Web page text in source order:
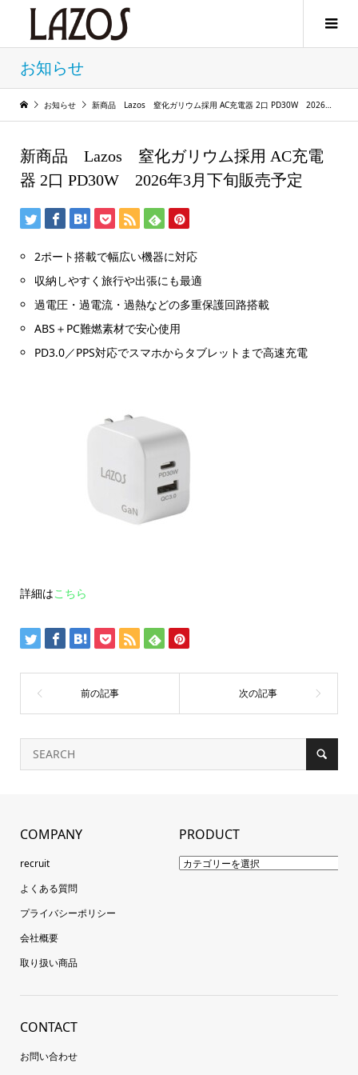
お知らせ
お知らせ 新商品 Lazos 窒化ガリウム採用 AC充電器 2口 PD30W 2026年3月下旬販売予定
新商品 Lazos 窒化ガリウム採用 AC充電
器 2口 PD30W 2026年3月下旬販売予定
2ポート搭載で幅広い機器に対応
収納しやすく旅行や出張にも最適
過電圧・過電流・過熱などの多重保護回路搭載
ABS＋PC難燃素材で安心使用
PD3.0／PPS対応でスマホからタブレットまで高速充電
詳細はこちら
COMPANY
recruit
よくある質問
プライバシーポリシー
会社概要
取り扱い商品
PRODUCT
CONTACT
お問い合わせ